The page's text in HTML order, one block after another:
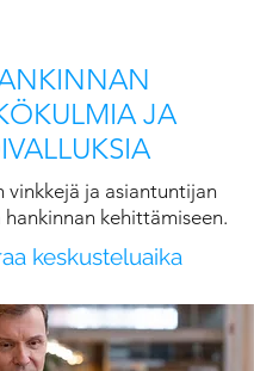
JA
vinkkejä ja asiantuntijan
hankinnan kehittämiseen.
keskusteluaika